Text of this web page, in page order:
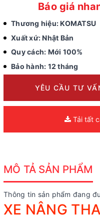
Báo giá
Thương hiệu: KOMATSU
Xuất xứ: Nhật Bản
Quy cách: Mới 100%
Bảo hành: 12 tháng
YÊU CẦU TƯ
Tải tất
MÔ TẢ SẢN PHẨM
Thông tin sản phẩm đang
XE NÂNG